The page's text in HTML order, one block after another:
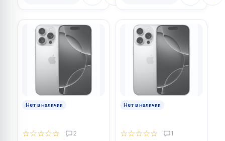
Нет в наличии
☆☆☆☆☆ 2
Нет в наличии
☆☆☆☆☆ 1